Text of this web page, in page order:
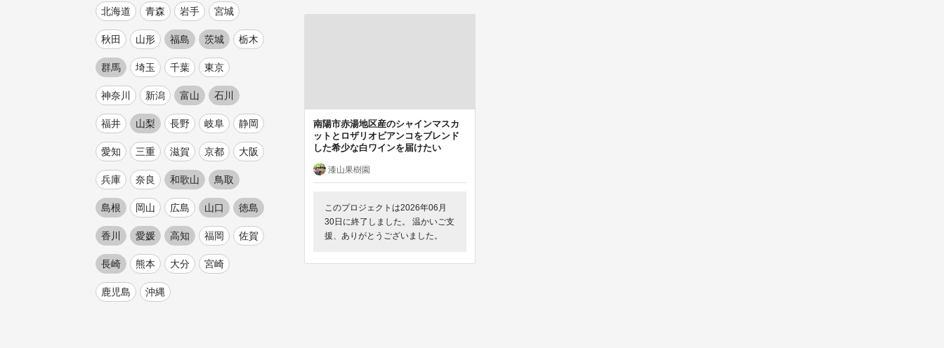
北海道 青森 岩手 宮城
秋田 山形 福島 茨城 栃木
群馬 埼玉 千葉 東京
神奈川 新潟 富山 石川
福井 山梨 長野 岐阜 静岡
愛知 三重 滋賀 京都 大阪
兵庫 奈良 和歌山 鳥取
島根 岡山 広島 山口 徳島
香川 愛媛 高知 福岡 佐賀
長崎 熊本 大分 宮崎
鹿児島 沖縄
南陽市赤湯地区産のシャインマスカ
ットとロザリオビアンコをブレンド
した希少な白ワインを届けたい
漆山果樹園
このプロジェクトは2026年06月
30日に終了しました。 温かいご支
援、ありがとうございました。